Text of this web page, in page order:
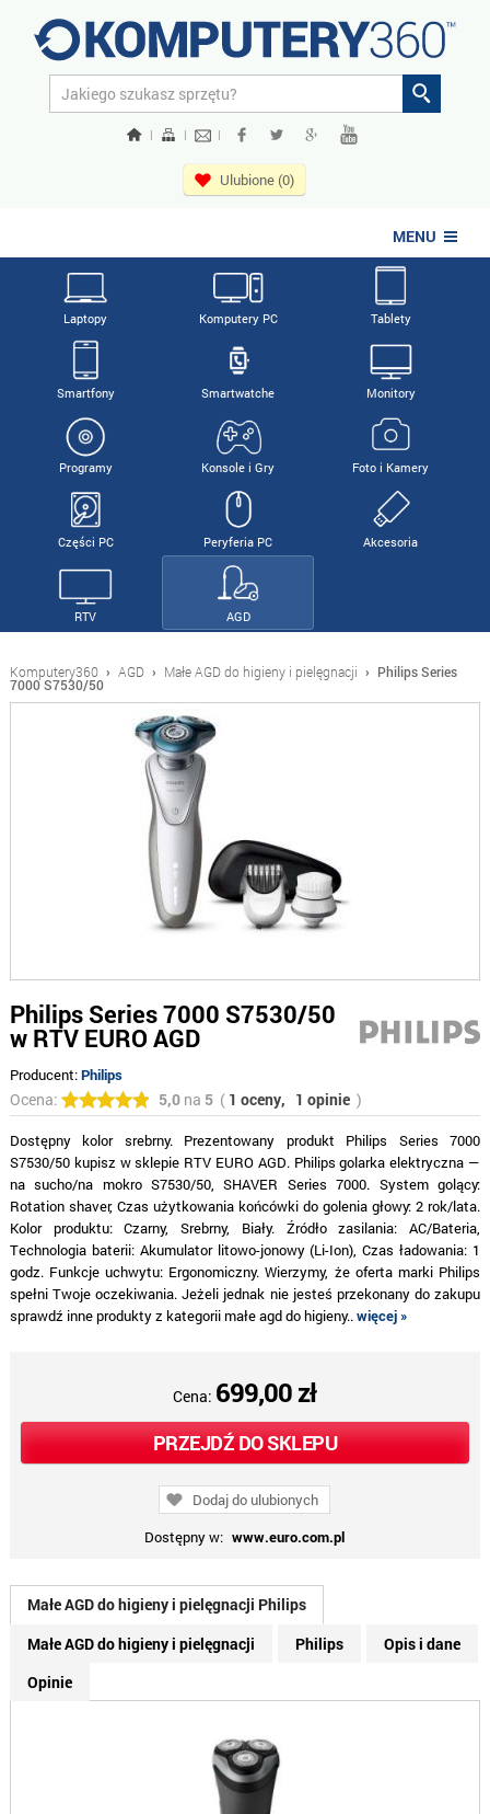
| | |
Ulubione (0)
MENU
Laptopy Komputery PC Tablety
Smartfony Smartwatche Monitory
Programy Konsole i Gry Foto i Kamery
Części PC Peryferia PC Akcesoria
RTV AGD
Komputery360 › AGD › Małe AGD do higieny i pielęgnacji › Philips Series
7000 S7530/50
Philips Series 7000 S7530/50
w RTV EURO AGD
Producent:Philips
Ocena: 5,0na 5( 1 oceny, 1 opinie )
Dostępny kolor srebrny. Prezentowany produkt Philips Series 7000
S7530/50 kupisz w sklepie RTV EURO AGD. Philips golarka elektryczna —
na sucho/na mokro S7530/50, SHAVER Series 7000. System golący:
Rotation shaver, Czas użytkowania końcówki do golenia głowy: 2 rok/lata.
Kolor produktu: Czarny, Srebrny, Biały. Źródło zasilania: AC/Bateria,
Technologia baterii: Akumulator litowo-jonowy (Li-Ion), Czas ładowania: 1
godz. Funkcje uchwytu: Ergonomiczny. Wierzymy, że oferta marki Philips
spełni Twoje oczekiwania. Jeżeli jednak nie jesteś przekonany do zakupu
sprawdź inne produkty z kategorii małe agd do higieny..więcej »
Cena: 699,00 zł
PRZEJDŹ DO SKLEPU
Dodaj do ulubionych
Dostępny w: www.euro.com.pl
Małe AGD do higieny i pielęgnacji Philips
Małe AGD do higieny i pielęgnacji
Philips
Opis i dane
Opinie